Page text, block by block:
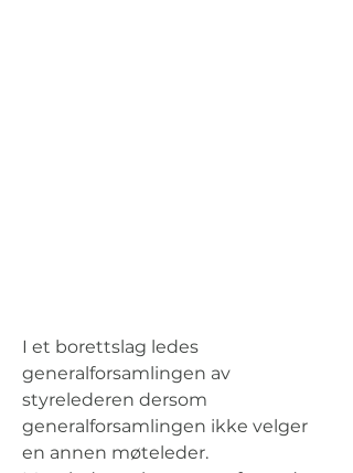
I et borettslag ledes
generalforsamlingen av
styrelederen dersom
generalforsamlingen ikke velger
en annen møteleder.